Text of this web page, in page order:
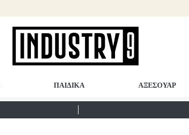
ΠΑΙΔΙΚΑ ΑΞΕΣΟΥΑΡ